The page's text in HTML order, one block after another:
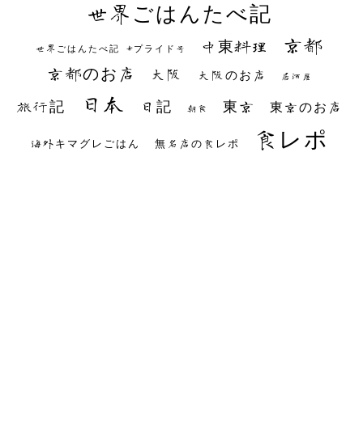
世界ごはんたべ記
世界ごはんたべ記 #プライド号 中東料理 京都
京都のお店 大阪 大阪のお店 居酒屋
旅行記 日本 日記 朝食 東京 東京のお店
海外キマグレごはん 無名店の食レポ 食レポ